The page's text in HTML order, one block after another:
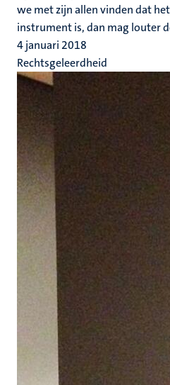
we met zijn allen vinden dat
instrument is, dan mag louter
4 januari 2018
Rechtsgeleerdheid